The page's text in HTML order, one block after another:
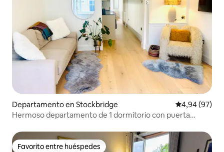
Departamento en Stockbridge Calificación
4,94 (97)
Hermoso departamento de 1 dormitorio con puerta
Favorito entre huéspedes